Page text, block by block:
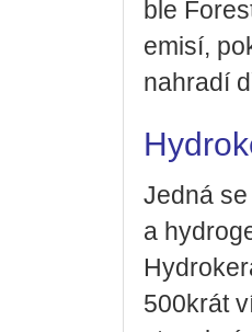
ble
emisí,
na­hra­dí
Jedná
a
500­krát